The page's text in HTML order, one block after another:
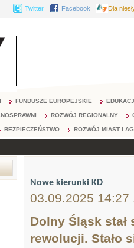
Twitter Facebook Dla
FUNDUSZE EUROPEJSKIE
ROZWÓJ REGIONALNY
BEZPIECZEŃSTWO ROZWÓJ MIAST I
Nowe kierunki KD
03.09.2025 14:27
Dolny Śląsk
rewolucji. Stało